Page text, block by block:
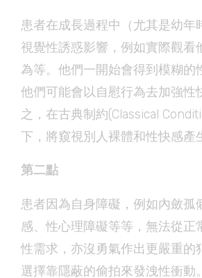
患者在成長過程中（尤其是幼年
視覺性誘惑影響，例如實際觀看
為等。他們一開始會得到模糊的
他們可能會以自慰行為去加強性
之，在古典制約(Classical
下，將窺視別人裸體和性快感產
第二點
患者因為自身障礙，例如內斂孤
感、性心理障礙等等，無法從正
性需求，亦沒勇氣作出更嚴重的
選擇靠隱蔽的偷拍來發洩性衝動。